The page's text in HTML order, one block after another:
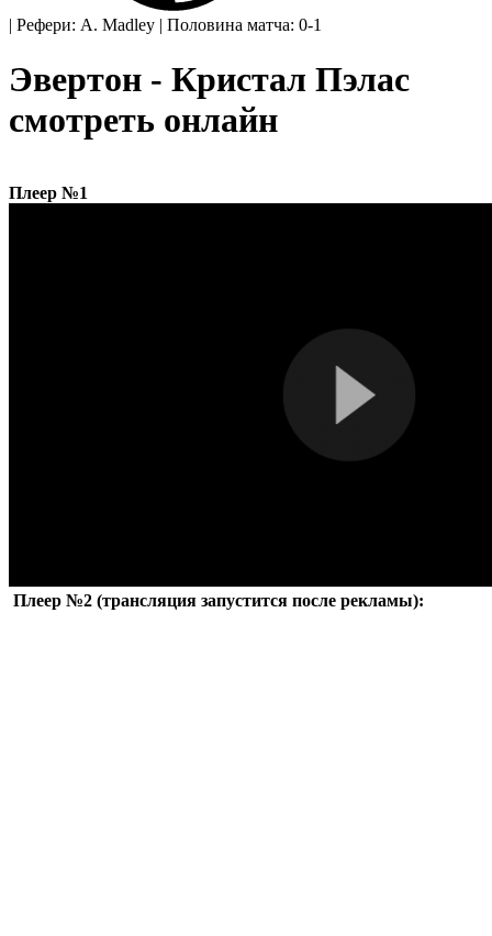
| Рефери: A. Madley | Половина матча: 0-1
Эвертон - Кристал Пэлас
смотреть онлайн
Плеер №1
Плеер №2 (трансляция запустится после рекламы):